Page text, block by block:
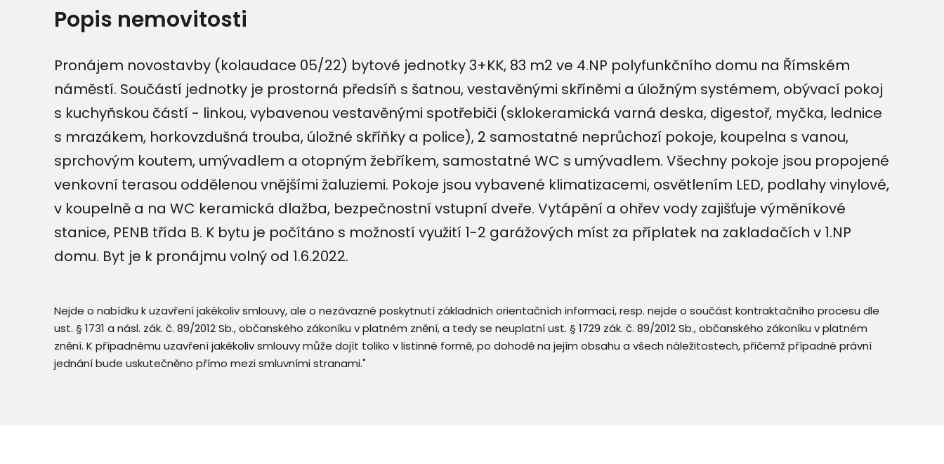
Popis nemovitosti
Pronájem novostavby (kolaudace 05/22) bytové jednotky 3+KK, 83 m2 ve 4.NP polyfunkčního domu na Římském
náměstí. Součástí jednotky je prostorná předsíň s šatnou, vestavěnými skříněmi a úložným systémem, obývací pokoj
s kuchyňskou částí - linkou, vybavenou vestavěnými spotřebiči (sklokeramická varná deska, digestoř, myčka, lednice
s mrazákem, horkovzdušná trouba, úložné skříňky a police), 2 samostatné neprůchozí pokoje, koupelna s vanou,
sprchovým koutem, umývadlem a otopným žebříkem, samostatné WC s umývadlem. Všechny pokoje jsou propojené
venkovní terasou oddělenou vnějšími žaluziemi. Pokoje jsou vybavené klimatizacemi, osvětlením LED, podlahy vinylové,
v koupelně a na WC keramická dlažba, bezpečnostní vstupní dveře. Vytápění a ohřev vody zajišťuje výměníkové
stanice, PENB třída B. K bytu je počítáno s možností využití 1-2 garážových míst za příplatek na zakladačích v 1.NP
domu. Byt je k pronájmu volný od 1.6.2022.
Nejde o nabídku k uzavření jakékoliv smlouvy, ale o nezávazné poskytnutí základních orientačních informací, resp. nejde o součást kontraktačního procesu dle
ust. § 1731 a násl. zák. č. 89/2012 Sb., občanského zákoníku v platném znění, a tedy se neuplatní ust. § 1729 zák. č. 89/2012 Sb., občanského zákoníku v platném
znění. K případnému uzavření jakékoliv smlouvy může dojít toliko v listinné formě, po dohodě na jejím obsahu a všech náležitostech, přičemž případné právní
jednání bude uskutečněno přímo mezi smluvními stranami."